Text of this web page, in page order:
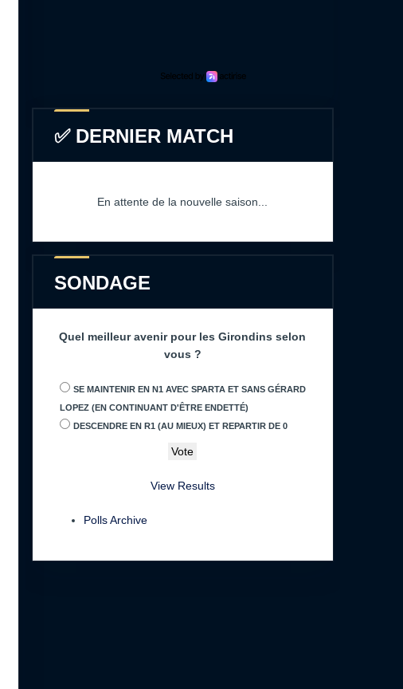
✅ DERNIER MATCH
En attente de la nouvelle saison...
SONDAGE
Quel meilleur avenir pour les Girondins selon
vous ?
SE MAINTENIR EN N1 AVEC SPARTA ET SANS GÉRARD
LOPEZ (EN CONTINUANT D'ÊTRE ENDETTÉ)
DESCENDRE EN R1 (AU MIEUX) ET REPARTIR DE 0
View Results
Polls Archive